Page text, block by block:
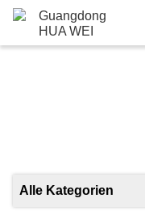
Alle Kategorien